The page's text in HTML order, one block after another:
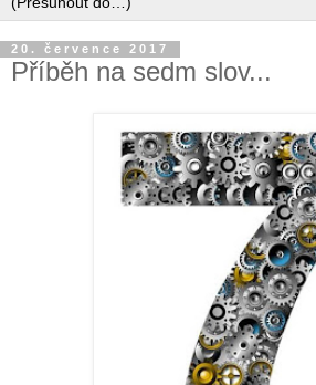
20. července 2017
Příběh na sedm slov...